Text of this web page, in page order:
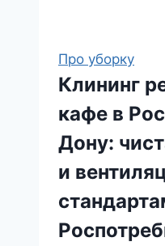
и
Про уборку
Клининг
кафе в
Дону:
и